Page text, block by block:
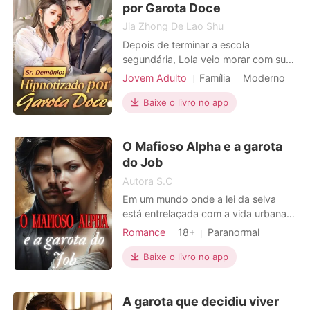
imaginar o que a família An é
por Garota Doce
Jia Zhong De Lao Shu
Depois de terminar a escola
segundária, Lola veio morar com sua
tia, que trabalhava como empregada
impedir um homem de cometer
suicídio, Lola interveio e irritou
outro senão o jovem mestre da
família, um homem encantador, mas
man
Jovem Adulto Família
Moderno
Estatuto social
CEO
Baixe o livro no app
O Mafioso Alpha e a garota
do Job
Autora S.C
Em um mundo onde a lei da selva
está entrelaçada com a vida urbana,
"Zoe", uma garota do Job astuta e
ruas, desafiando as expectativas e
procurando seu próprio caminho. No
inesperado quando ele chama a
Romance 18+
Paranormal
Casamento arranjado
Amor forçado
Escravos sexuais
Paixão / Erótica
Baixe o livro no app
A garota que decidiu viver